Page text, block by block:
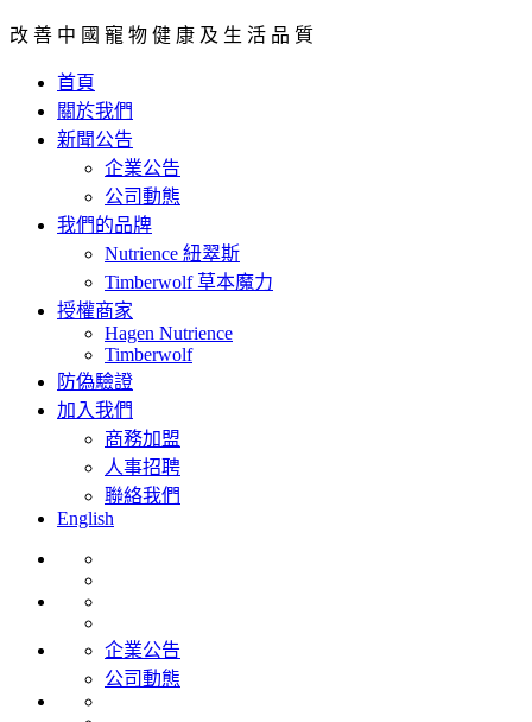
改 善 中 國 寵 物 健 康 及 生 活 品 質
首頁
關於我們
新聞公告
企業公告
公司動態
我們的品牌
Nutrience 紐翠斯
Timberwolf 草本魔力
授權商家
Hagen Nutrience
Timberwolf
防偽驗證
加入我們
商務加盟
人事招聘
聯絡我們
English
企業公告
公司動態